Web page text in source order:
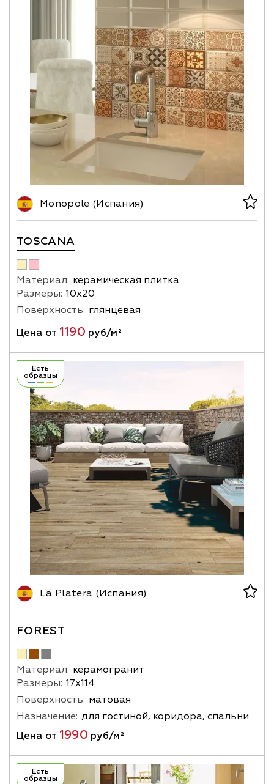
Monopole (Испания)
TOSCANA
Материал: керамическая плитка
Размеры: 10х20
Поверхность: глянцевая
Цена от 1190 руб/м²
Есть
образцы
La Platera (Испания)
FOREST
Материал: керамогранит
Размеры: 17х114
Поверхность: матовая
Назначение: для гостиной, коридора, спальни
Цена от 1990 руб/м²
Есть
образцы